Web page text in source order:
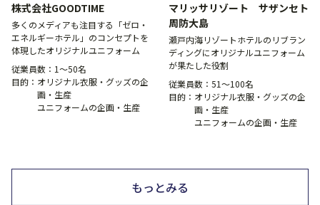
株式会社GOODTIME
多くのメディアも注目する「ゼロ・
エネルギーホテル」のコンセプトを
体現したオリジナルユニフォーム
従業員数： 1〜50名
目的： オリジナル衣服・グッズの企
画・生産
ユニフォームの企画・生産
マリッサリゾート サザンセト
周防大島
瀬戸内海リゾートホテルのリブラン
ディングにオリジナルユニフォーム
が果たした役割
従業員数： 51〜100名
目的： オリジナル衣服・グッズの企
画・生産
ユニフォームの企画・生産
もっとみる